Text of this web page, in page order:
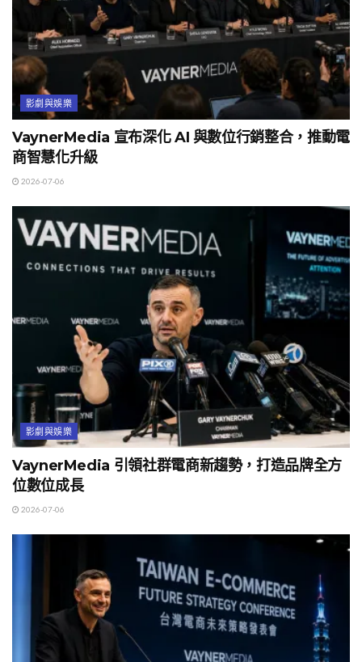
影劇與娛樂
VaynerMedia 宣布深化 AI 與數位行銷整合，推動電
商智慧化升級
2026-07-06
影劇與娛樂
VaynerMedia 引領社群電商新趨勢，打造品牌全方
位數位成長
2026-07-06